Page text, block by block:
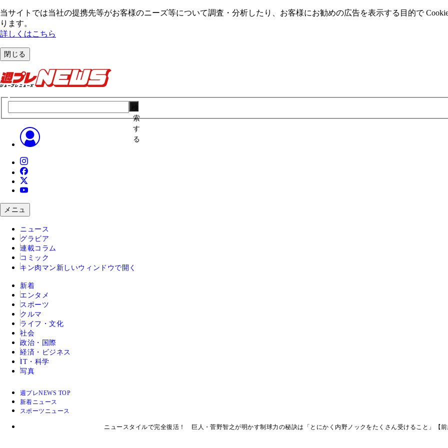
当サイトでは当社の提携先等がお客様のニーズ等について調査・分析したり、お客様にお勧めの広告を表⽰する⽬的で
ります。
詳しくはこちら
閉じる
索
す
る
メニュ
ニュース
グラビア
連載コラム
コミック
キン肉マン 新しいウィンドウで開く
新着
エンタメ
スポーツ
クルマ
ライフ・文化
社会
政治・国際
経済・ビジネス
IT・科学
写真
週プレNEWS TOP
新着ニュース
スポーツニュース
ニュースタイルで完全復活！ 巨人・菅野智之が明かす制球力の秘訣は「とにかく内野ノックをたくさん受けること」【